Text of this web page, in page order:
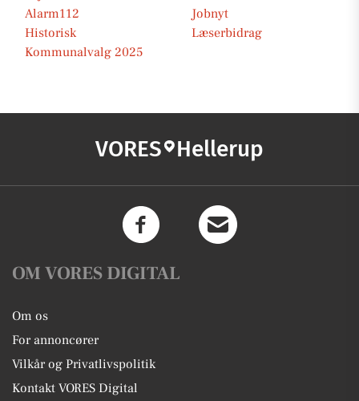
Alarm112
Jobnyt
Historisk
Læserbidrag
Kommunalvalg 2025
VORES Hellerup
OM VORES DIGITAL
Om os
For annoncører
Vilkår og Privatlivspolitik
Kontakt VORES Digital